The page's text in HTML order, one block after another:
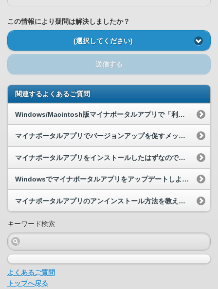
この情報により疑問は解決しましたか？
(選択してください)
送信する
関連するよくあるご質問
Windows/Macintosh版マイナポータルアプリで「利用できないバージョンのため、更新...
マイナポータルアプリでバージョンアップを促すメッセージが表示され、「更新」ボタンをクリックしま...
マイナポータルアプリをインストールしたはずなのですが、マイナンバーカードを読み取る際に、「マイ...
Windowsでマイナポータルアプリをアップデートしようとした際、「アプリケーションのインスト...
マイナポータルアプリのアンインストール方法を教えてください。
キーワード検索
よくあるご質問
トップへ戻る